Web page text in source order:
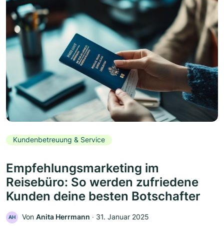
Kundenbetreuung & Service
Empfehlungsmarketing im
Reisebüro: So werden zufriedene
Kunden deine besten Botschafter
AH Von Anita Herrmann ‧ 31. Januar 2025